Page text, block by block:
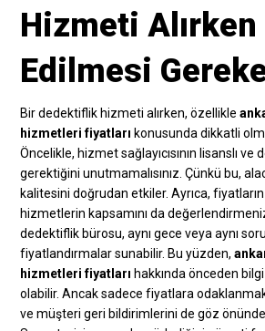
Hizmeti
Edilmesi
Bir dedektiflik hizmeti alırken, özellikle
hizmetleri fiyatları konusunda dikkatli
Öncelikle, hizmet sağlayıcısının lisanslı ve
gerektiğini unutmamalısınız. Çünkü bu,
kalitesini doğrudan etkiler. Ayrıca, fiyatların
hizmetlerin kapsamını da
dedektiflik bürosu, aynı gece veya aynı
fiyatlandırmalar sunabilir. Bu yüzden,
hizmetleri fiyatları hakkında önceden
olabilir. Ancak sadece fiyatlara
ve müşteri geri bildirimlerini de göz